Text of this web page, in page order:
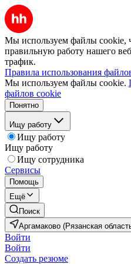
Мы используем файлы cookie,
правильную работу нашего
трафик.
Правила использования
Мы используем файлы cookie.
файлов cookie
Понятно
Ищу работу
Ищу работу
Ищу работу
Ищу сотрудника
Сервисы
Помощь
Ещё
Поиск
Аргамаково (Рязанская
Войти
Войти
Создать резюме